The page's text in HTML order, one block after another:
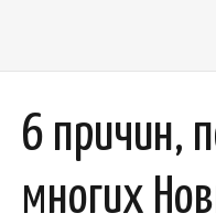
6 причин,
многих